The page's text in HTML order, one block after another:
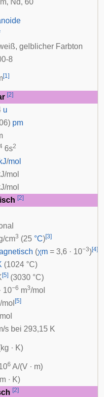
Nd, 60
gelblicher Farbton
8
[1]
[2]
u
pm
6s2
kJ/mol
mol
mol
[2]
cm3 (25 °C)[3]
(χm = 3,6 · 10−3)[4]
(1024 °C)
[5] (3030 °C)
10−6 m3/mol
[5]
s bei 293,15 K
· K)
6 A/(V · m)
· K)
[2]